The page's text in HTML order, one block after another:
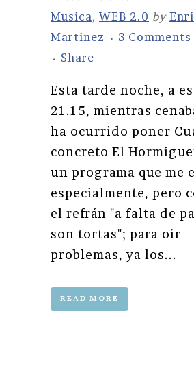
Musica, WEB 2.0 by
Martinez
3 Comments
Share
Esta tarde noche, a
21.15, mientras
ha ocurrido poner
concreto El
un programa que me
especialmente, pero
el refrán "a falta de
son tortas"; para oir
problemas, ya los...
READ MORE